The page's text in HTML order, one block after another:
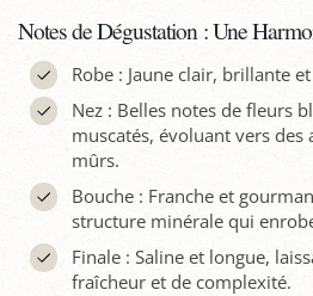
Notes de Dégustation : Une
Robe : Jaune clair, brillante
Nez : Belles notes de fleurs
muscatés, évoluant vers
mûrs.
Bouche : Franche et
structure minérale qui
Finale : Saline et longue,
fraîcheur et de complexité.